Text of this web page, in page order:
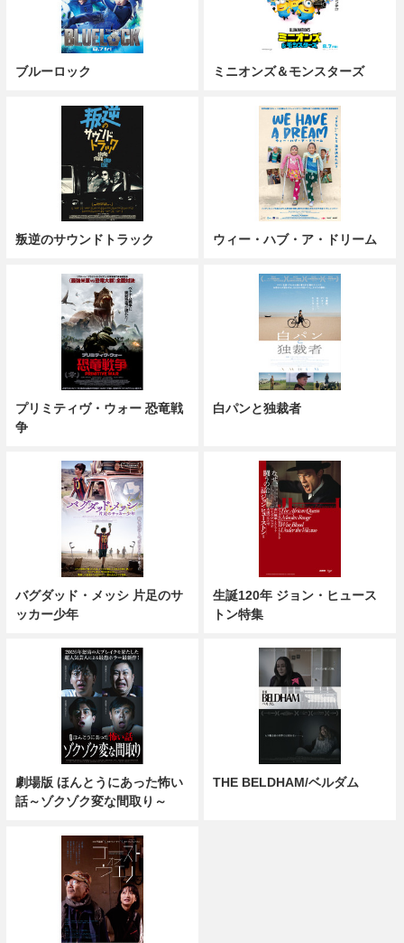
ブルーロック ミニオンズ＆モンスターズ
叛逆のサウンドトラック ウィー・ハブ・ア・ドリーム
プリミティヴ・ウォー 恐竜戦
争
白パンと独裁者
バグダッド・メッシ 片足のサ
ッカー少年
生誕120年 ジョン・ヒュース
トン特集
劇場版 ほんとうにあった怖い
話～ゾクゾク変な間取り～
THE BELDHAM/ベルダム